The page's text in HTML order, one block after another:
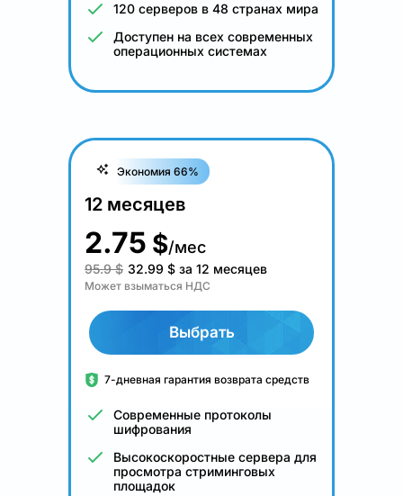
120 серверов в 48 странах мира
Доступен на всех современных
операционных системах
Экономия 66%
12 месяцев
2.75 $/мес
95.9 $ 32.99 $ за 12 месяцев
Может взыматься НДС
Выбрать
7-дневная гарантия возврата средств
Современные протоколы
шифрования
Высокоскоростные сервера для
просмотра стриминговых
площадок